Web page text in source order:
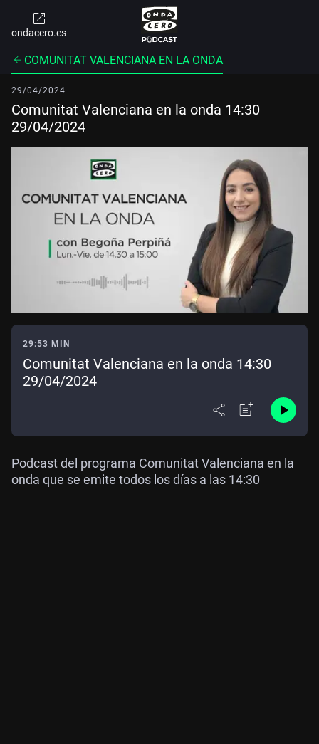
ondacero.es
COMUNITAT VALENCIANA EN LA ONDA
29/04/2024
Comunitat Valenciana en la onda 14:30
29/04/2024
29:53 MIN
Comunitat Valenciana en la onda 14:30
29/04/2024
Podcast del programa Comunitat Valenciana en la
onda que se emite todos los días a las 14:30